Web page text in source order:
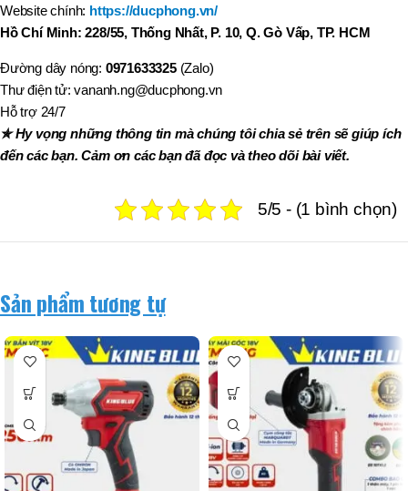
Website chính: https://ducphong.vn/
Hồ Chí Minh: 228/55, Thống Nhất, P. 10, Q. Gò Vấp, TP. HCM
Đường dây nóng: 0971633325(Zalo)
Thư điện tử: vananh.ng@ducphong.vn
Hỗ trợ 24/7
✯ Hy vọng những thông tin mà chúng tôi chia sẻ trên sẽ giúp ích
đến các bạn. Cảm ơn các bạn đã đọc và theo dõi bài viết.
5/5 - (1 bình chọn)
Sản phẩm tương tự